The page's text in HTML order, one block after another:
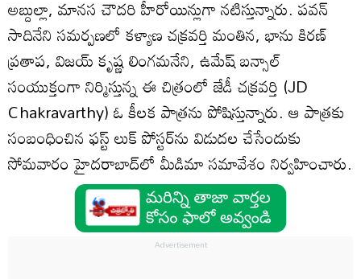
అబ్దుల్లా, మానస చౌదరి హీరోయిన్లుగా నటిస్తున్నారు. పవన్
సాదినేని సమర్పణలో కళ్యాణ చక్రవర్తి మంతిన, భాను కిరణ్
ప్రతాప, విజయ్ కృష్ణ లింగమనేని, ఉమేష్ బన్సాల్
సంయుక్తంగా నిర్మిస్తున్న ఈ చిత్రంలో జేడీ చక్రవర్తి (JD
Chakravarthy) ఓ కీలక పాత్రను పోషిస్తున్నారు. ఆ పాత్రకు
సంబంధించిన ఫస్ట్ లుక్ పోస్టర్‌ను విడుదల చేసేందుకు
సోమవారం హైదరాబాద్‌లో మీడిమా సమావేశం నిర్వహించారు.